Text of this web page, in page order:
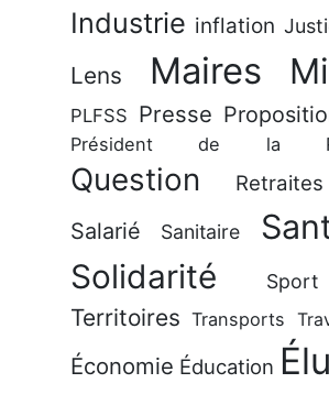
Industrie inflation
Lens Maires
PLFSS Presse
Président de la
Question Retraites
Salarié Sanitaire
Solidarité Sport
Territoires Transports
Économie Éducation